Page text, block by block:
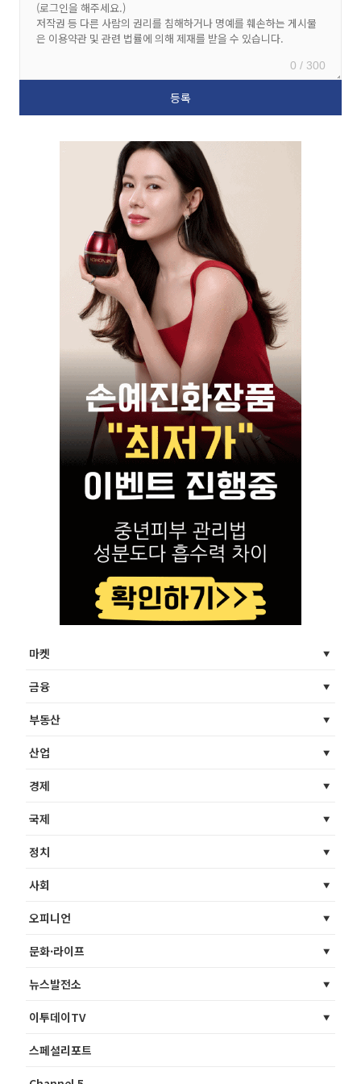
0 / 300
마켓
금융
부동산
산업
경제
국제
정치
사회
오피니언
문화·라이프
뉴스발전소
이투데이TV
스페셜리포트